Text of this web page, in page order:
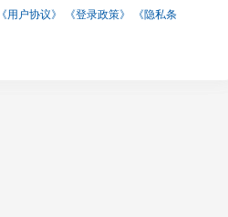
《用户协议》 《登录政策》
《隐私条